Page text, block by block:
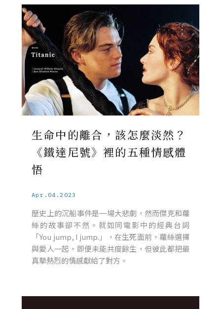
生命中的離合，該怎麼淡然？
《鐵達尼號》裡的五種情感體
悟
Apr.04.2023
歷史上的沉船事件是一場大悲劇，然而傑克和蘿
絲的故事卻不然。就如同電影中的經典台詞
「You jump, I jump.」，在生死面前，蘿絲選擇
與愛人一起，即便未能共度餘生，但彼此都把最
真摯熱烈的情感獻給了對方。